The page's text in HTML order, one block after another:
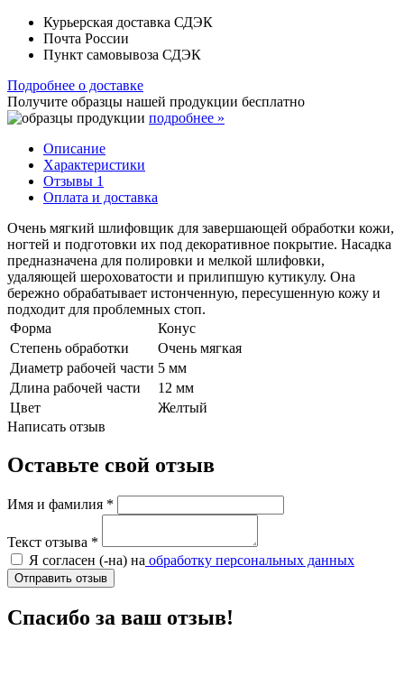
Курьерская доставка СДЭК
Почта России
Пункт самовывоза СДЭК
Подробнее о доставке
Получите образцы нашей продукции бесплатно
подробнее »
Описание
Характеристики
Отзывы 1
Оплата и доставка
Очень мягкий шлифовщик для завершающей обработки кожи,
ногтей и подготовки их под декоративное покрытие. Насадка
предназначена для полировки и мелкой шлифовки,
удаляющей шероховатости и прилипшую кутикулу. Она
бережно обрабатывает истонченную, пересушенную кожу и
подходит для проблемных стоп.
Форма
Конус
Степень обработки
Очень мягкая
Диаметр рабочей части 5 мм
Длина рабочей части
12 мм
Цвет
Желтый
Написать отзыв
Оставьте свой отзыв
Имя и фамилия *
Текст отзыва *
Я согласен (-на) на обработку персональных данных
Отправить отзыв
Спасибо за ваш отзыв!